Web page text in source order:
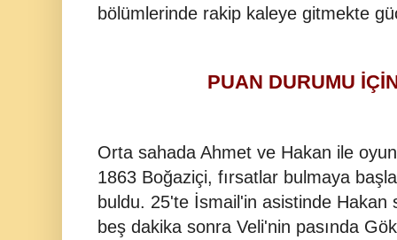
bölümlerinde rakip kaleye gitmekte
PUAN DURUMU
Orta sahada Ahmet ve Hakan ile
1863 Boğaziçi, fırsatlar bulmaya
buldu. 25'te İsmail'in asistinde
beş dakika sonra Veli'nin pasında